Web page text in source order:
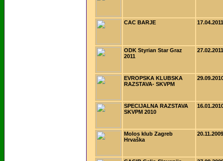
CAC BARJE 17.04.2011
ODK Styrian Star Graz
2011
27.02.2011
EVROPSKA KLUBSKA
RAZSTAVA- SKVPM
SPECIJALNA RAZSTAVA
SKVPM 2010
Molos klub Zagreb
Hrvaška
20.11.2009